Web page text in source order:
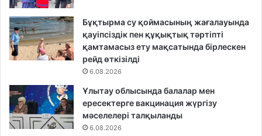
Бұқтырма су қоймасының жағалауында
қауіпсіздік пен құқықтық тәртіпті
қамтамасыз ету мақсатында бірлескен
рейд өткізілді
6.08.2026
Ұлытау облысында балалар мен
ересектерге вакцинация жүргізу
мәселелері талқыланды
6.08.2026